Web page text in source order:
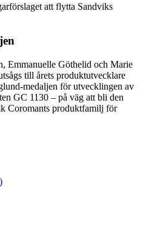
att flytta Sandviks
Emmanuelle Göthelid och Marie
till årets produktutvecklare
medaljen för utvecklingen av
GC 1130 – på väg att bli den
Coromants produktfamilj för